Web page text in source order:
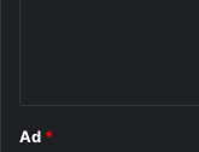
Ad *